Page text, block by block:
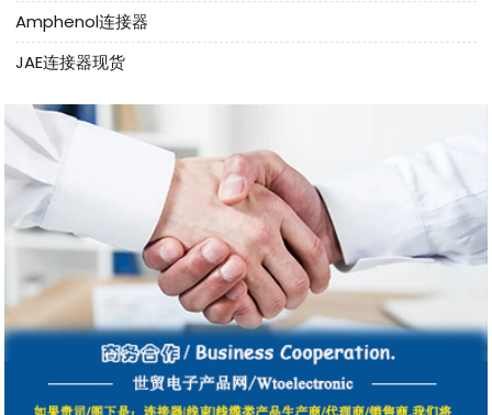
Amphenol连接器
JAE连接器现货